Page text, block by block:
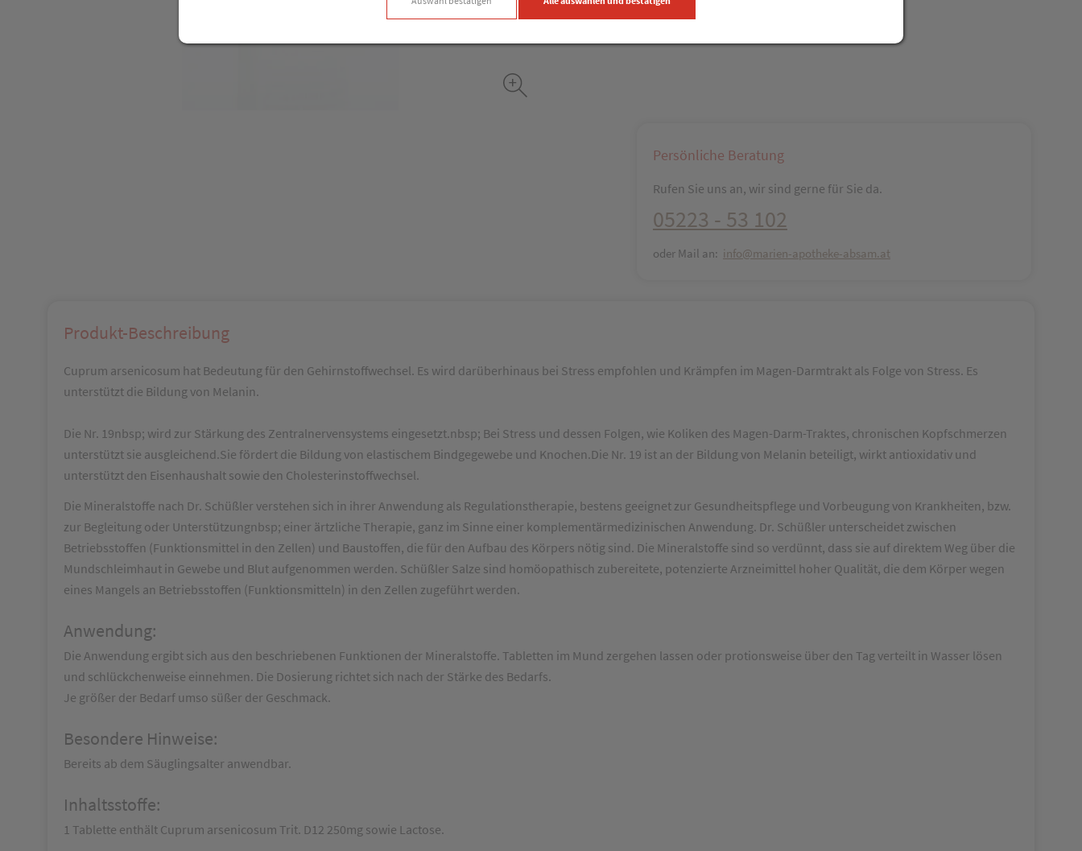
Persönliche Beratung
Rufen Sie uns an, wir sind gerne für Sie da.
05223 - 53 102
oder Mail an: info@marien-apotheke-absam.at
Produkt-Beschreibung
Cuprum arsenicosum hat Bedeutung für den Gehirnstoffwechsel. Es wird darüberhinaus bei Stress empfohlen und Krämpfen im Magen-Darmtrakt als Folge von Stress. Es
unterstützt die Bildung von Melanin.
Die Nr. 19nbsp; wird zur Stärkung des Zentralnervensystems eingesetzt.nbsp; Bei Stress und dessen Folgen, wie Koliken des Magen-Darm-Traktes, chronischen Kopfschmerzen
unterstützt sie ausgleichend.Sie fördert die Bildung von elastischem Bindgegewebe und Knochen.Die Nr. 19 ist an der Bildung von Melanin beteiligt, wirkt antioxidativ und
unterstützt den Eisenhaushalt sowie den Cholesterinstoffwechsel.
Die Mineralstoffe nach Dr. Schüßler verstehen sich in ihrer Anwendung als Regulationstherapie, bestens geeignet zur Gesundheitspflege und Vorbeugung von Krankheiten, bzw.
zur Begleitung oder Unterstützungnbsp; einer ärtzliche Therapie, ganz im Sinne einer komplementärmedizinischen Anwendung. Dr. Schüßler unterscheidet zwischen
Betriebsstoffen (Funktionsmittel in den Zellen) und Baustoffen, die für den Aufbau des Körpers nötig sind. Die Mineralstoffe sind so verdünnt, dass sie auf direktem Weg über die
Mundschleimhaut in Gewebe und Blut aufgenommen werden. Schüßler Salze sind homöopathisch zubereitete, potenzierte Arzneimittel hoher Qualität, die dem Körper wegen
eines Mangels an Betriebsstoffen (Funktionsmitteln) in den Zellen zugeführt werden.
Anwendung:
Die Anwendung ergibt sich aus den beschriebenen Funktionen der Mineralstoffe. Tabletten im Mund zergehen lassen oder protionsweise über den Tag verteilt in Wasser lösen
und schlückchenweise einnehmen. Die Dosierung richtet sich nach der Stärke des Bedarfs.
Je größer der Bedarf umso süßer der Geschmack.
Besondere Hinweise:
Bereits ab dem Säuglingsalter anwendbar.
Inhaltsstoffe:
1 Tablette enthält Cuprum arsenicosum Trit. D12 250mg sowie Lactose.